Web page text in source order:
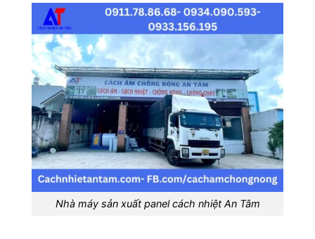
Nhà máy sản xuất panel cách nhiệt An Tâm